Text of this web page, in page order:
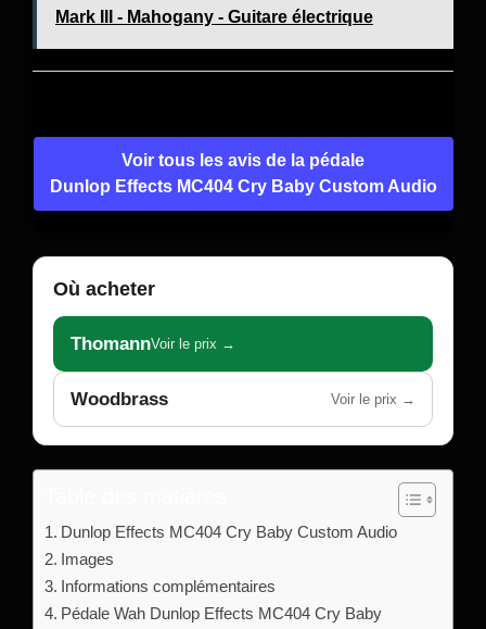
Mark III - Mahogany - Guitare électrique
Voir tous les avis de la pédale
Dunlop Effects MC404 Cry Baby Custom Audio
Où acheter
ThomannVoir le prix →
Woodbrass Voir le prix →
Dunlop Effects MC404 Cry Baby Custom Audio
Images
Informations complémentaires
Pédale Wah Dunlop Effects MC404 Cry Baby